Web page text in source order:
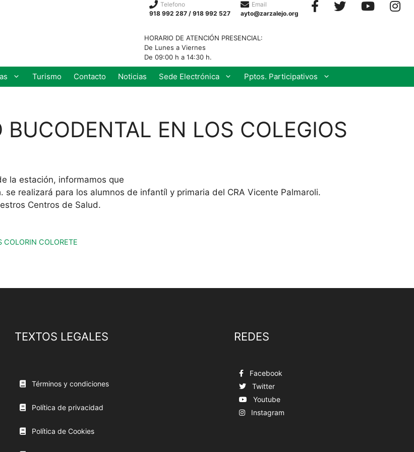
Telefono
918 992 287 / 918 992 527
Email
ayto@zarzalejo.org
HORARIO DE ATENCIÓN PRESENCIAL:
De Lunes a Viernes
De 09:00 h a 14:30 h.
Turismo Contacto Noticias Sede Electrónica Pptos. Participativos
EN LOS COLEGIOS
la estación, informamos que
realizará para los alumnos de infantíl y primaria del CRA Vicente Palmaroli.
Centros de Salud.
COLORIN COLORETE
TEXTOS LEGALES
Términos y condiciones
Política de privacidad
Política de Cookies
REDES
Facebook
Twitter
Youtube
Instagram